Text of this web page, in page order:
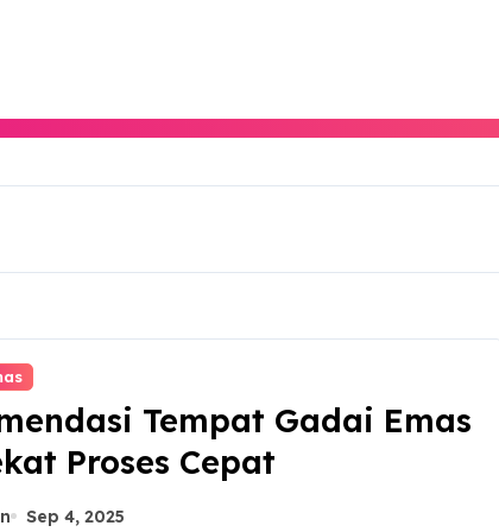
Tempat Gadai Emas
Proses Cepat
Sep 4, 2025